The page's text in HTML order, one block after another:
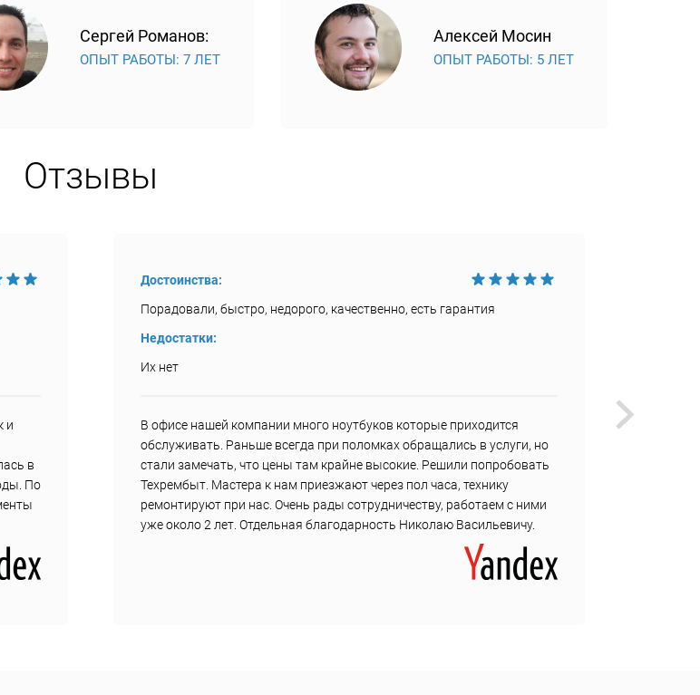
Сергей Романов:
ОПЫТ РАБОТЫ: 7 ЛЕТ
Алексей Мосин
ОПЫТ РАБОТЫ: 5 ЛЕТ
Отзывы
и
в
По
Достоинства:
Порадовали, быстро, недорого, качественно, есть гарантия
Недостатки:
Их нет
В офисе нашей компании много ноутбуков которые приходится
обслуживать. Раньше всегда при поломках обращались в услуги, но
стали замечать, что цены там крайне высокие. Решили попробовать
Техрембыт. Мастера к нам приезжают через пол часа, технику
ремонтируют при нас. Очень рады сотрудничеству, работаем с ними
уже около 2 лет. Отдельная благодарность Николаю Васильевичу.